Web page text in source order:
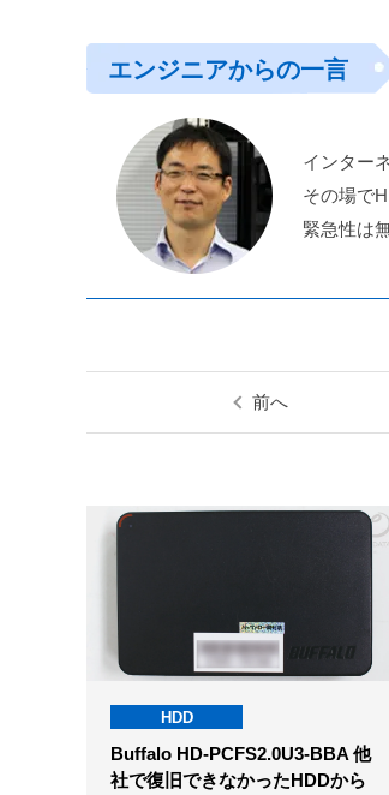
エンジニアからの一言
インター
その場で
緊急性は
前へ
HDD
Buffalo HD-PCFS2.0U3-BBA 他
社で復旧できなかったHDDから